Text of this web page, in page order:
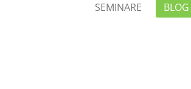
SEMINARE
BLOG